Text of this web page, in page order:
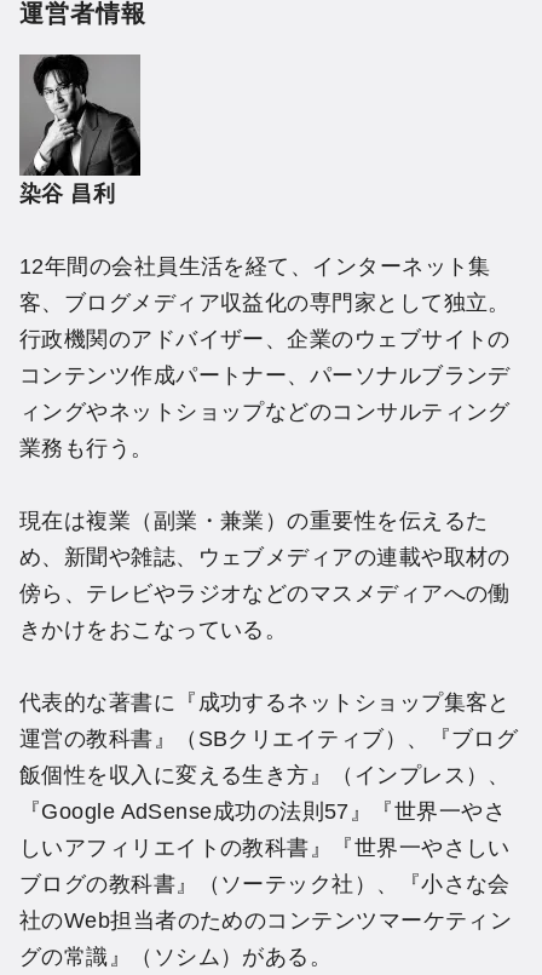
運営者情報
染谷 昌利
12年間の会社員生活を経て、インターネット集
客、ブログメディア収益化の専門家として独立。
行政機関のアドバイザー、企業のウェブサイトの
コンテンツ作成パートナー、パーソナルブランデ
ィングやネットショップなどのコンサルティング
業務も行う。
現在は複業（副業・兼業）の重要性を伝えるた
め、新聞や雑誌、ウェブメディアの連載や取材の
傍ら、テレビやラジオなどのマスメディアへの働
きかけをおこなっている。
代表的な著書に『成功するネットショップ集客と
運営の教科書』（SBクリエイティブ）、『ブログ
飯個性を収入に変える生き方』（インプレス）、
『Google AdSense成功の法則57』『世界一やさ
しいアフィリエイトの教科書』『世界一やさしい
ブログの教科書』（ソーテック社）、『小さな会
社のWeb担当者のためのコンテンツマーケティン
グの常識』（ソシム）がある。